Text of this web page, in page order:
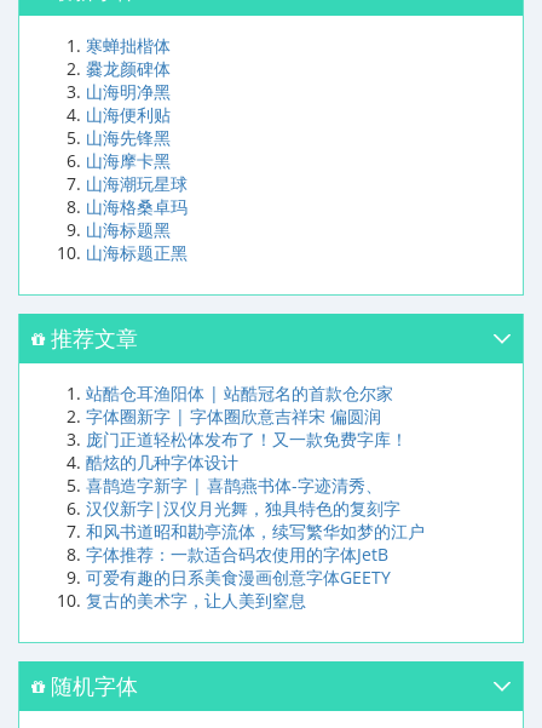
寒蝉拙楷体
爨龙颜碑体
山海明净黑
山海便利贴
山海先锋黑
山海摩卡黑
山海潮玩星球
山海格桑卓玛
山海标题黑
山海标题正黑
推荐文章
站酷仓耳渔阳体 | 站酷冠名的首款仓尔家
字体圈新字 | 字体圈欣意吉祥宋 偏圆润
庞门正道轻松体发布了！又一款免费字库！
酷炫的几种字体设计
喜鹊造字新字 | 喜鹊燕书体-字迹清秀、
汉仪新字|汉仪月光舞，独具特色的复刻字
和风书道昭和勘亭流体，续写繁华如梦的江户
字体推荐：一款适合码农使用的字体JetB
可爱有趣的日系美食漫画创意字体GEETY
复古的美术字，让人美到窒息
随机字体